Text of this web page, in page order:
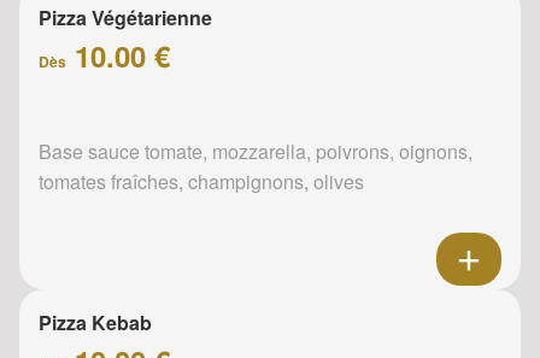
Pizza Végétarienne
Dès 10.00 €
Base sauce tomate, mozzarella, poivrons, oignons,
tomates fraîches, champignons, olives
Pizza Kebab